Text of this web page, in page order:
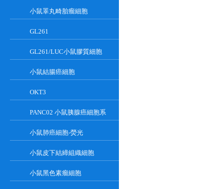
小鼠睪丸畸胎瘤細胞
GL261
GL261/LUC小鼠膠質細胞
小鼠結腸癌細胞
OKT3
PANC02 小鼠胰腺癌細胞系
小鼠肺癌細胞-熒光
小鼠皮下結締組織細胞
小鼠黑色素瘤細胞